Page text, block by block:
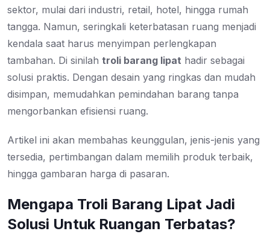
sektor, mulai dari industri, retail, hotel, hingga rumah
tangga. Namun, seringkali keterbatasan ruang menjadi
kendala saat harus menyimpan perlengkapan
tambahan. Di sinilah troli barang lipat hadir sebagai
solusi praktis. Dengan desain yang ringkas dan mudah
disimpan, memudahkan pemindahan barang tanpa
mengorbankan efisiensi ruang.
Artikel ini akan membahas keunggulan, jenis-jenis yang
tersedia, pertimbangan dalam memilih produk terbaik,
hingga gambaran harga di pasaran.
Mengapa Troli Barang Lipat Jadi
Solusi Untuk Ruangan Terbatas?